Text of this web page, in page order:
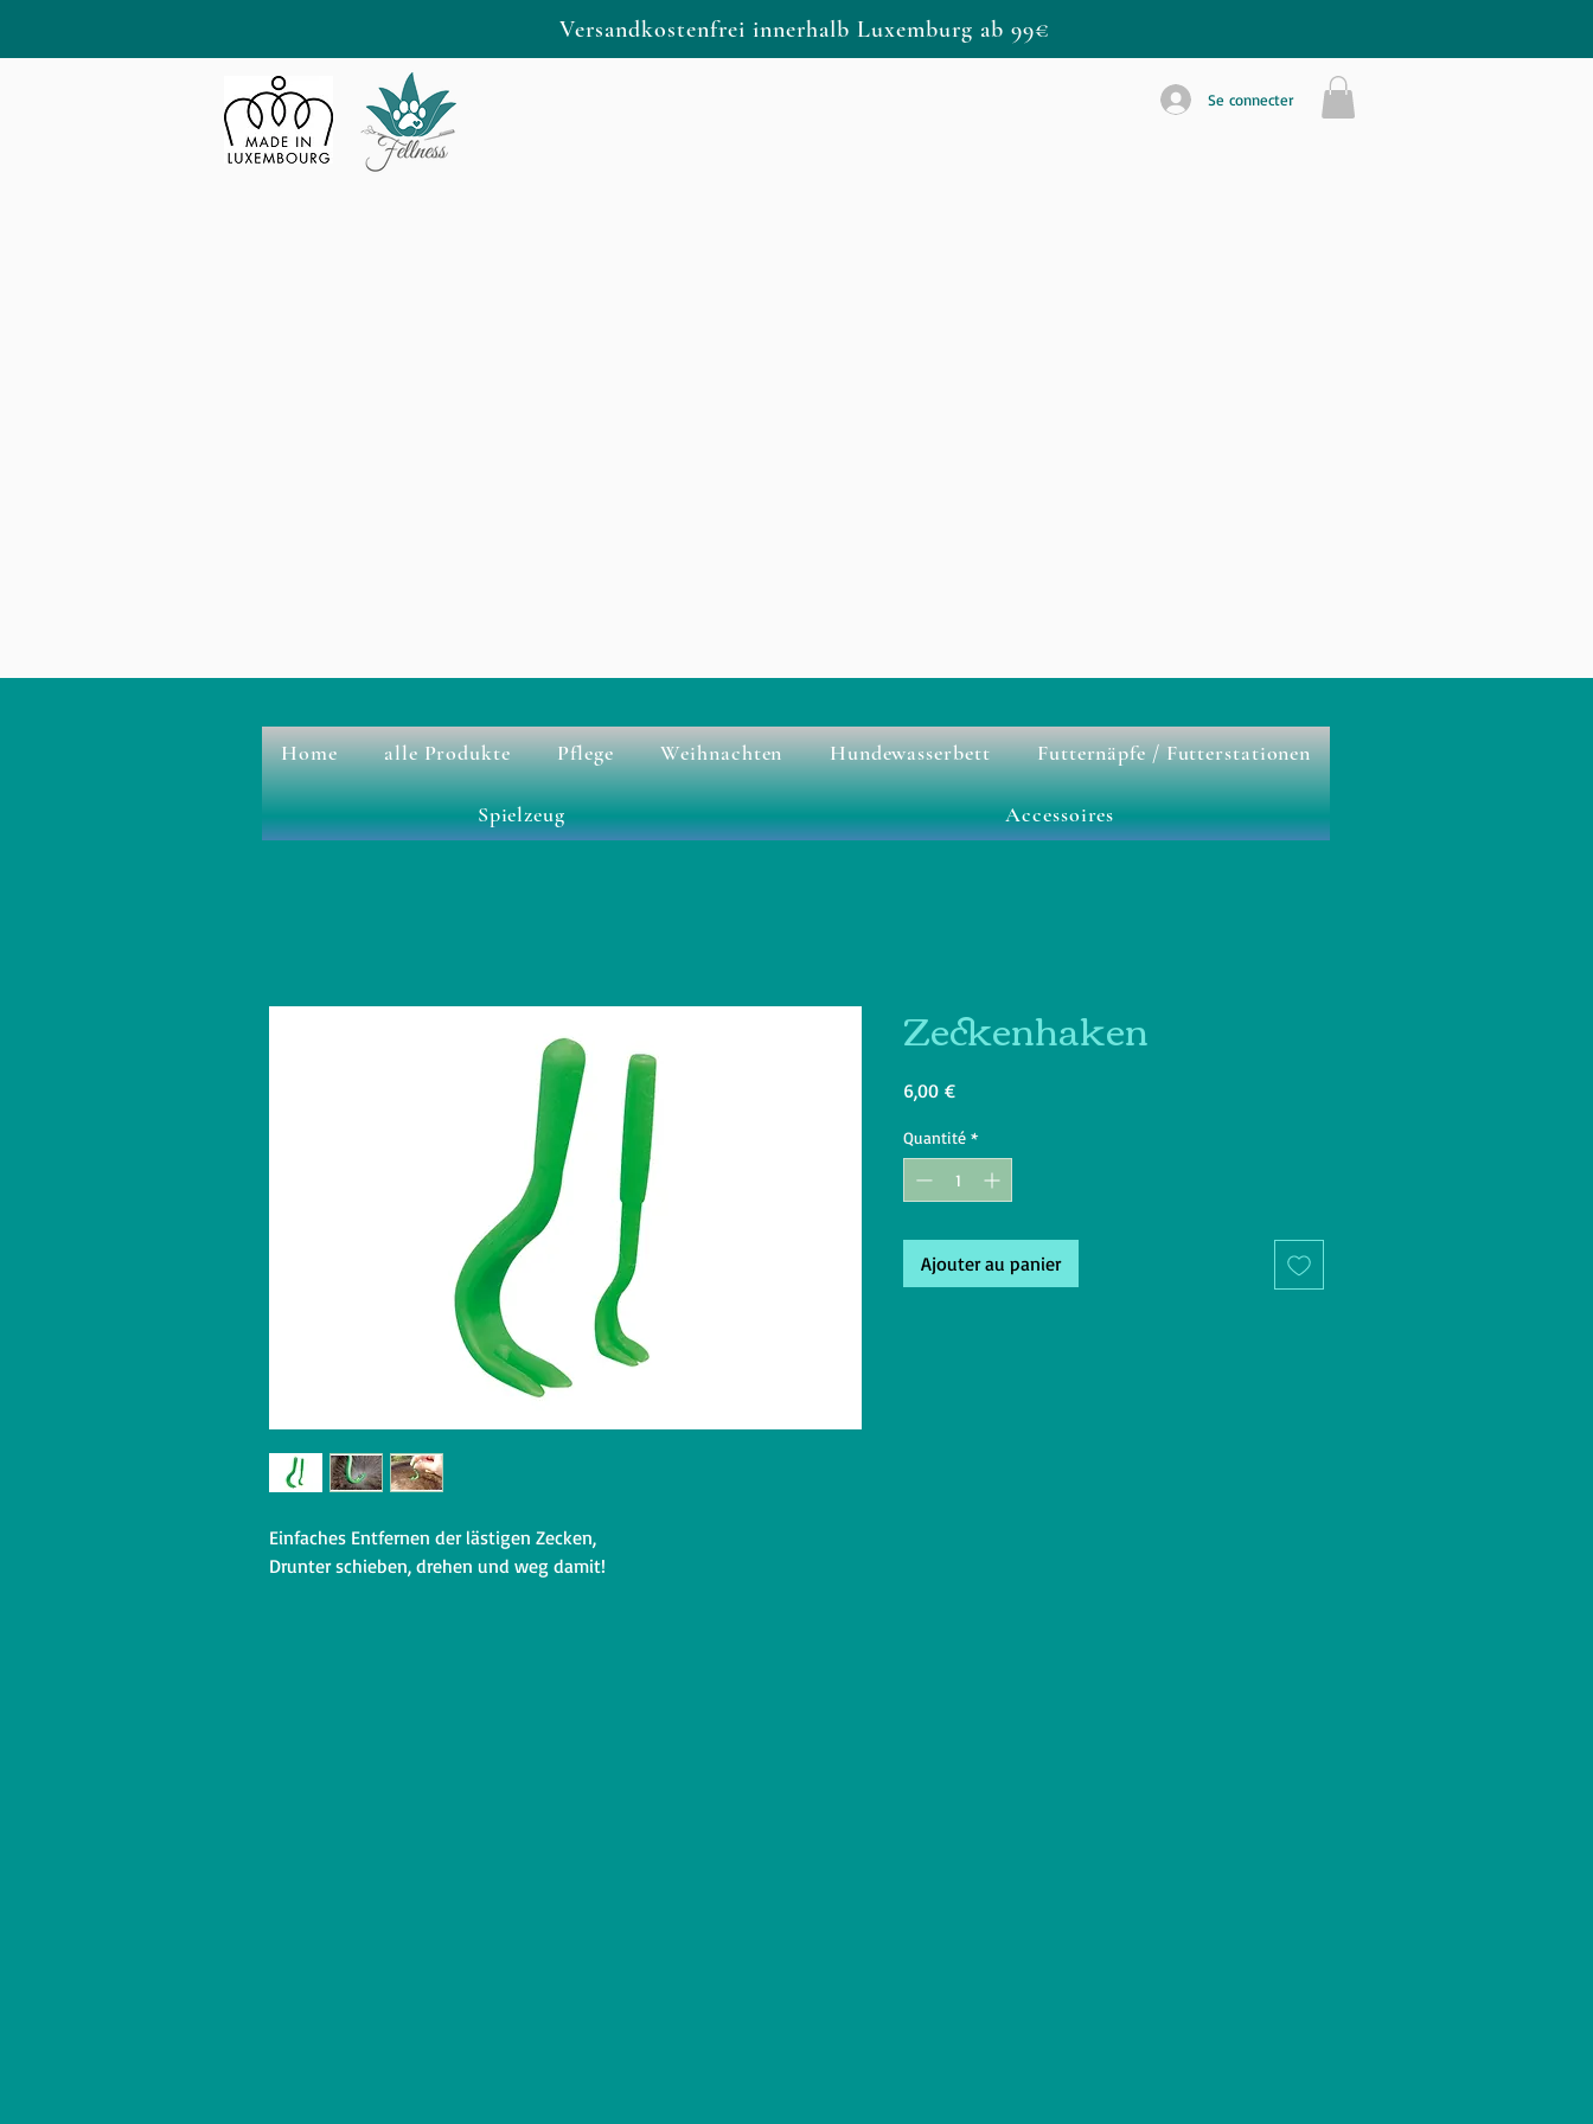
Versandkostenfrei innerhalb Luxemburg ab 99€
Se connecter
Home alle Produkte Pflege Weihnachten Hundewasserbett Futternäpfe / Futterstationen
Spielzeug Accessoires
Einfaches Entfernen der lästigen Zecken,
Drunter schieben, drehen und weg damit!
Zeckenhaken
6,00 €Prix
Quantité *
Ajouter au panier